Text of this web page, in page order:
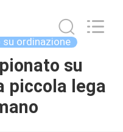
ordinazione
su
piccola lega